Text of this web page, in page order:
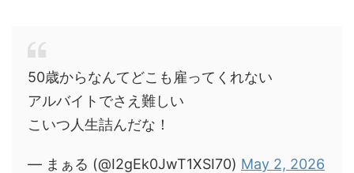
50歳からなんてどこも雇ってくれない
アルバイトでさえ難しい
こいつ人生詰んだな！
— まぁる (@I2gEk0JwT1XSI70) May 2, 2026